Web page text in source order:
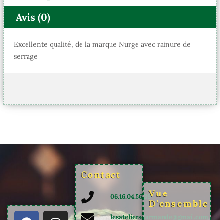
Avis (0)
Excellente qualité, de la marque Nurge avec rainure de
serrage
F I
Y P
Contact
06.16.04.56.39
lesateliersdarmande@gmail.com
Vue
D'ensemble